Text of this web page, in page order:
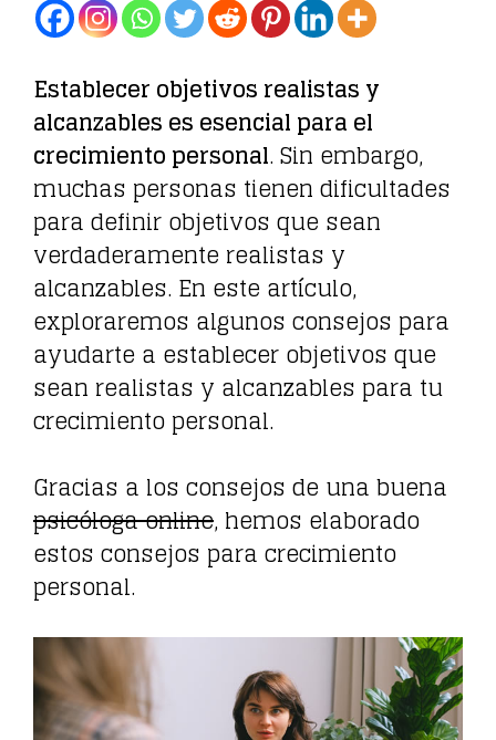
Establecer objetivos realistas y
alcanzables es esencial para el
crecimiento personal. Sin embargo,
muchas personas tienen dificultades
para definir objetivos que sean
verdaderamente realistas y
alcanzables. En este artículo,
exploraremos algunos consejos para
ayudarte a establecer objetivos que
sean realistas y alcanzables para tu
crecimiento personal.
Gracias a los consejos de una buena
psicóloga online, hemos elaborado
estos consejos para crecimiento
personal.